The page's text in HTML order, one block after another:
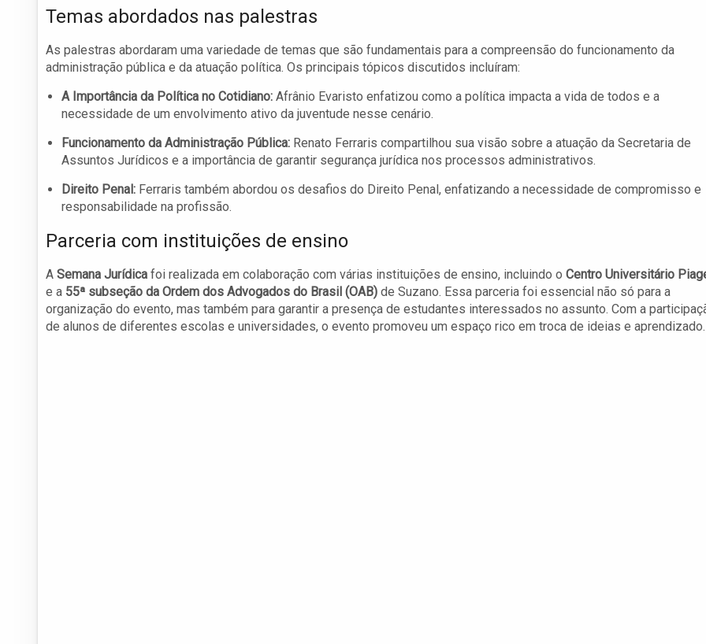
Temas abordados nas palestras
As palestras abordaram uma variedade de temas que são fundamentais para a compreensão do funcionamento da
administração pública e da atuação política. Os principais tópicos discutidos incluíram:
A Importância da Política no Cotidiano: Afrânio Evaristo enfatizou como a política impacta a vida de todos e a
necessidade de um envolvimento ativo da juventude nesse cenário.
Funcionamento da Administração Pública: Renato Ferraris compartilhou sua visão sobre a atuação da Secretaria de
Assuntos Jurídicos e a importância de garantir segurança jurídica nos processos administrativos.
Direito Penal: Ferraris também abordou os desafios do Direito Penal, enfatizando a necessidade de compromisso e
responsabilidade na profissão.
Parceria com instituições de ensino
A Semana Jurídica foi realizada em colaboração com várias instituições de ensino, incluindo o Centro Universitário
e a 55ª subseção da Ordem dos Advogados do Brasil (OAB) de Suzano. Essa parceria foi essencial não só para a
organização do evento, mas também para garantir a presença de estudantes interessados no assunto. Com a
de alunos de diferentes escolas e universidades, o evento promoveu um espaço rico em troca de ideias e aprendizado.